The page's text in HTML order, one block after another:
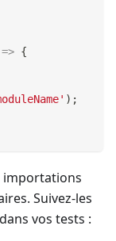
=> {
) ;
importations
Suivez-les
dans vos tests :